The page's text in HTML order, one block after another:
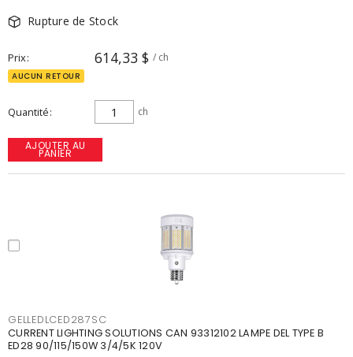
Rupture de Stock
Prix 614,33 $ / ch
AUCUN RETOUR
Quantité ch
AJOUTER AU
PANIER
GELLEDLCED287SC
CURRENT LIGHTING SOLUTIONS CAN 93312102 LAMPE DEL TYPE B
ED28 90/115/150W 3/4/5K 120V